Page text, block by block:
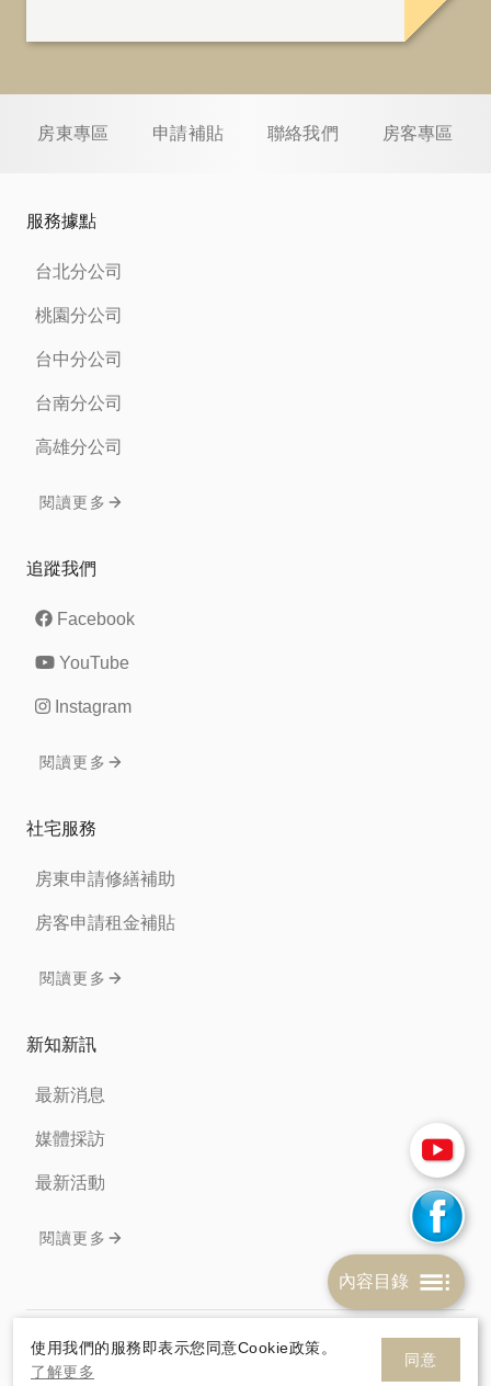
房東專區 申請補貼 聯絡我們 房客專區
服務據點
台北分公司
桃園分公司
台中分公司
台南分公司
高雄分公司
閱讀更多
追蹤我們
Facebook
YouTube
Instagram
閱讀更多
社宅服務
房東申請修繕補助
房客申請租金補貼
閱讀更多
新知新訊
最新消息
媒體採訪
最新活動
閱讀更多
免責聲明 隱私權條款 Cookie政策
內容目錄
使用我們的服務即表示您同意Cookie政策。
了解更多
同意